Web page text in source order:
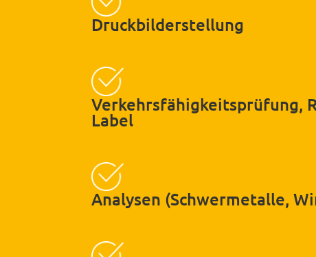
Druckbilderstellung
Verkehrsfähigkeitsprüfung,
Label
Analysen (Schwermetalle,